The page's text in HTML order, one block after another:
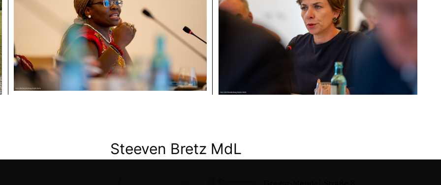
Steeven Bretz MdL